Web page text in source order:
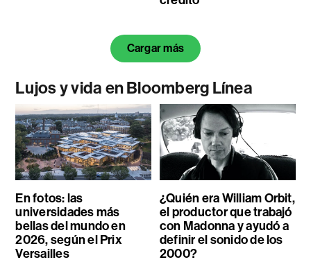
Cargar más
Lujos y vida en Bloomberg Línea
En fotos: las
universidades más
bellas del mundo en
2026, según el Prix
Versailles
¿Quién era William Orbit,
el productor que trabajó
con Madonna y ayudó a
definir el sonido de los
2000?